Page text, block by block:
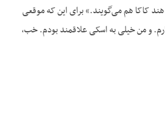
کاکا هم می‌گویند.» برای این که موقعی
و من خیلی به اسکی علاقمند بودم. خب،